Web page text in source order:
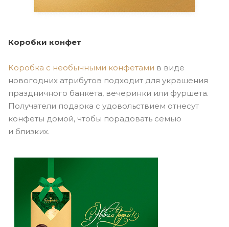
Коробки конфет
Коробка с необычными конфетами в виде
новогодних атрибутов подходит для украшения
праздничного банкета, вечеринки или фуршета.
Получатели подарка с удовольствием отнесут
конфеты домой, чтобы порадовать семью
и близких.